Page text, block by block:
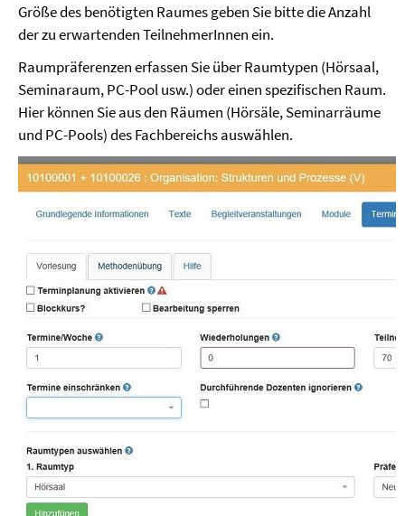
Größe des benötigten Raumes geben Sie bitte die Anzahl
der zu erwartenden TeilnehmerInnen ein.
Raumpräferenzen erfassen Sie über Raumtypen (Hörsaal,
Seminaraum, PC-Pool usw.) oder einen spezifischen Raum.
Hier können Sie aus den Räumen (Hörsäle, Seminarräume
und PC-Pools) des Fachbereichs auswählen.